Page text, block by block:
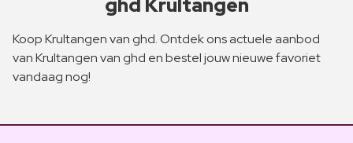
ghd Krultangen
Koop Krultangen van ghd. Ontdek ons actuele aanbod
van Krultangen van ghd en bestel jouw nieuwe favoriet
vandaag nog!